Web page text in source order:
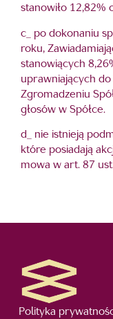
stanowiło 12,82%
c_ po dokonaniu
roku,
stanowiących
uprawniających do
Zgromadzeniu
głosów w Spółce.
d_ nie istnieją
które posiadają
mowa w art. 87
Polityka